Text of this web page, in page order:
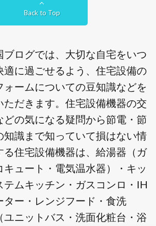
Back to Top
ブログでは、大切な自宅をいつ
適に過ごせるよう、住宅設備の
ォームについての豆知識などを
ただきます。住宅設備機器の交
どの気になる疑問から節電・節
知識まで知っていて損はない情
る住宅設備機器は、給湯器（ガ
キュート・電気温水器）・キッ
テムキッチン・ガスコンロ・IH
ター・レンジフード・食洗
ユニットバス・洗面化粧台・浴